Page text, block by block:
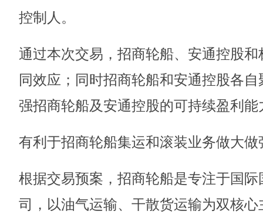
控制人。
通过本次交易，招商轮船、安通控股
同效应；同时招商轮船和安通控股各
强招商轮船及安通控股的可持续盈利
有利于招商轮船集运和滚装业务做大做
根据交易预案，招商轮船是专注于国
司，以油气运输、干散货运输为双核